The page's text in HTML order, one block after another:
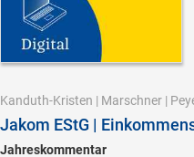
Kanduth-Kristen | Marschner |
Jakom EStG |
Jahreskommentar